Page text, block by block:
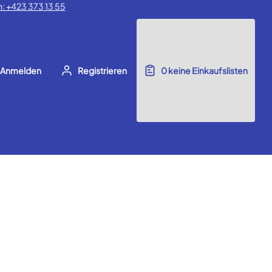
+423 373 13 55
Anmelden Registrieren 0keine Einkaufslisten